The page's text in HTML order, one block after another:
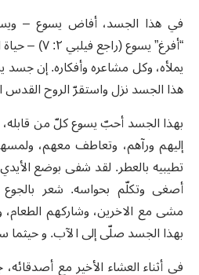
في هذا الجسد، أفاض يسوع –
“أفرغ” يسوع
يملأه، وكل مشاعره وأفكاره. إن جسد
هذا الجسد نزل واستقرّ الروح القدس
بهذا الجسد أحبّ يسوع كلّ من قابله،
إليهم ورآهم، وتعاطف معهم،
تطيبيه بالعطر. لقد شفى بوضع
أصغى وتكلّم بحواسه. شعر
مشى مع الاخرين، وشاركهم
بهذا الجسد صلّى إلى الآب. و
في أثناء العشاء الأخير مع